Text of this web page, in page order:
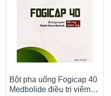
Bột pha uống Fogicap 40
Medbolide điều trị viêm